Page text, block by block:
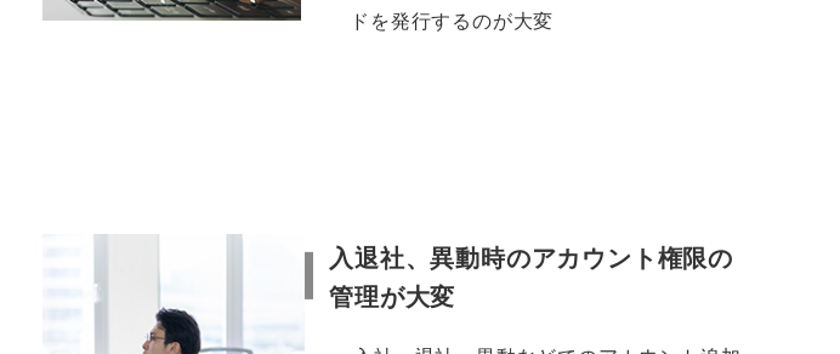
ドを発行するのが大変
入退社、異動時のアカウント権限の
管理が大変